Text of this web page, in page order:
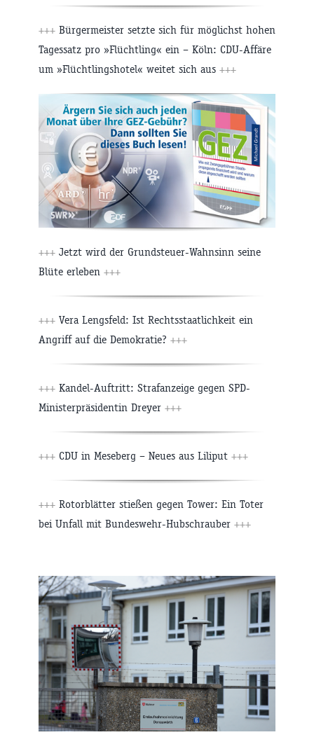
+++ Bürgermeister setzte sich für möglichst hohen
Tagessatz pro »Flüchtling« ein – Köln: CDU-Affäre
um »Flüchtlingshotel« weitet sich aus +++
+++ Jetzt wird der Grundsteuer-Wahnsinn seine
Blüte erleben +++
+++ Vera Lengsfeld: Ist Rechtsstaatlichkeit ein
Angriff auf die Demokratie? +++
+++ Kandel-Auftritt: Strafanzeige gegen SPD-
Ministerpräsidentin Dreyer +++
+++ CDU in Meseberg – Neues aus Liliput +++
+++ Rotorblätter stießen gegen Tower: Ein Toter
bei Unfall mit Bundeswehr-Hubschrauber +++